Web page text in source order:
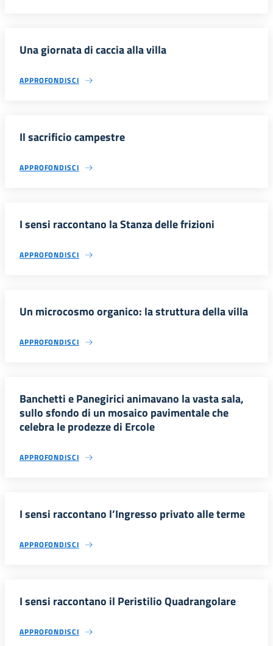
Una giornata di caccia alla villa
APPROFONDISCI
Il sacrificio campestre
APPROFONDISCI
I sensi raccontano la Stanza delle frizioni
APPROFONDISCI
Un microcosmo organico: la struttura della villa
APPROFONDISCI
Banchetti e Panegirici animavano la vasta sala,
sullo sfondo di un mosaico pavimentale che
celebra le prodezze di Ercole
APPROFONDISCI
I sensi raccontano l’Ingresso privato alle terme
APPROFONDISCI
I sensi raccontano il Peristilio Quadrangolare
APPROFONDISCI